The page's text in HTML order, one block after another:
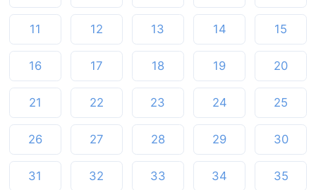
11 12 13 14 15
16 17 18 19 20
21 22 23 24 25
26 27 28 29 30
31 32 33 34 35